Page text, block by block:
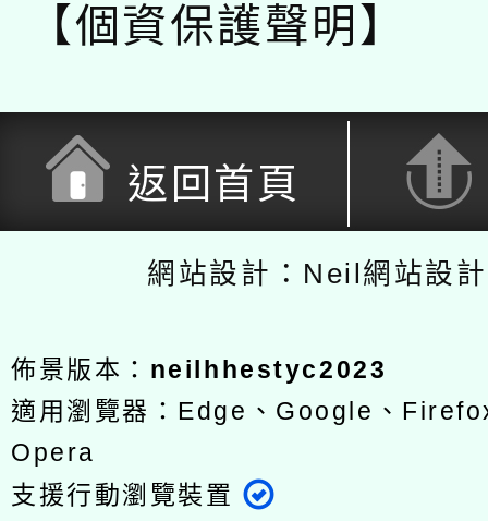
【個資保護聲明】
返回首頁
網站設計：Neil網站設
佈景版本： neilhhestyc2023
適用瀏覽器：Edge、Google、
Opera
支援行動瀏覽裝置